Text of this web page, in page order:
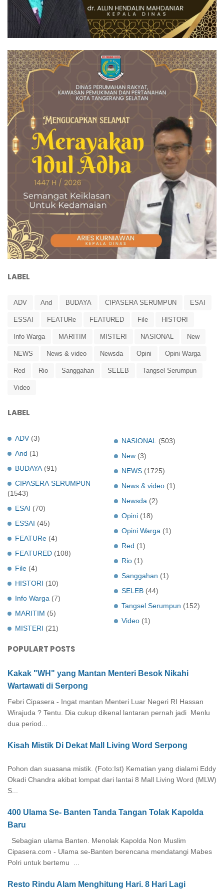
LABEL
ADV And BUDAYA CIPASERA SERUMPUN ESAI
ESSAI FEATURe FEATURED File HISTORI
Info Warga MARITIM MISTERI NASIONAL New
NEWS News & video Newsda Opini Opini Warga
Red Rio Sanggahan SELEB Tangsel Serumpun
Video
LABEL
ADV (3)
And (1)
BUDAYA (91)
CIPASERA SERUMPUN
(1543)
ESAI (70)
ESSAI (45)
FEATURe (4)
FEATURED (108)
File (4)
HISTORI (10)
Info Warga (7)
MARITIM (5)
MISTERI (21)
NASIONAL
(503)
New (3)
NEWS (1725)
News & video (1)
Newsda (2)
Opini (18)
Opini Warga (1)
Red (1)
Rio (1)
Sanggahan (1)
SELEB (44)
Tangsel Serumpun (152)
Video (1)
POPULART POSTS
Kakak "WH" yang Mantan Menteri Besok Nikahi
Wartawati di Serpong
Febri Cipasera - Ingat mantan Menteri Luar Negeri RI Hassan
Wirajuda ? Tentu. Dia cukup dikenal lantaran pernah jadi Menlu
dua period...
Kisah Mistik Di Dekat Mall Living Word Serpong
Pohon dan suasana mistik. (Foto:Ist) Kematian yang dialami Eddy
Okadi Chandra akibat lompat dari lantai 8 Mall Living Word (MLW)
S...
400 Ulama Se- Banten Tanda Tangan Tolak Kapolda
Baru
Sebagian ulama Banten. Menolak Kapolda Non Muslim
Cipasera.com - Ulama se-Banten berencana mendatangi Mabes
Polri untuk bertemu ...
Resto Rindu Alam Menghitung Hari. 8 Hari Lagi